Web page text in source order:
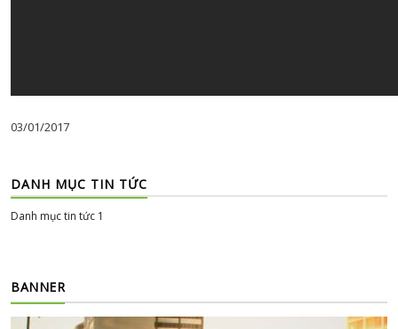
03/01/2017
DANH MỤC TIN TỨC
Danh mục tin tức 1
BANNER